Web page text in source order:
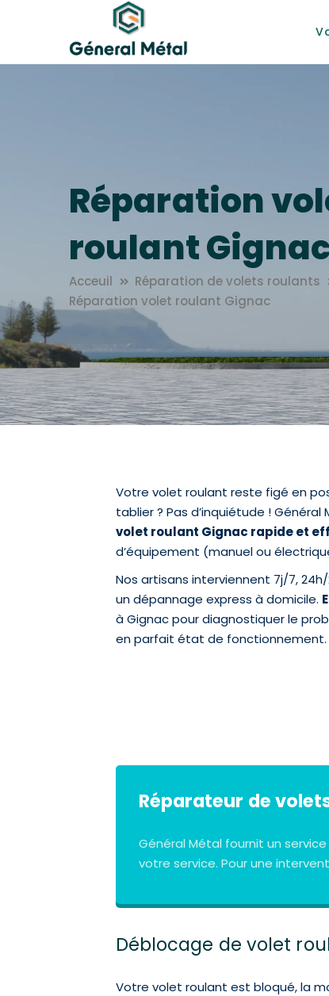
Réparation
roulant
Acceuil
Réparation de volets roulants
Réparation volet roulant Gignac
Votre volet roulant reste figé en
tablier ? Pas d’inquiétude !
volet roulant Gignac rapide et
d’équipement (manuel ou
Nos artisans interviennent 7j/7,
un dépannage express à domicile.
à Gignac pour diagnostiquer le
en parfait état de fonctionnement.
Réparateur de
Général Métal fournit un
votre service. Pour une
Déblocage de volet
Votre volet roulant est bloqué, la